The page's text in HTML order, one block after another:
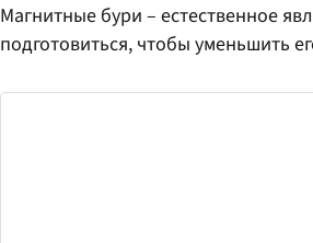
Магнитные бури – естественное
подготовиться, чтобы уменьшить